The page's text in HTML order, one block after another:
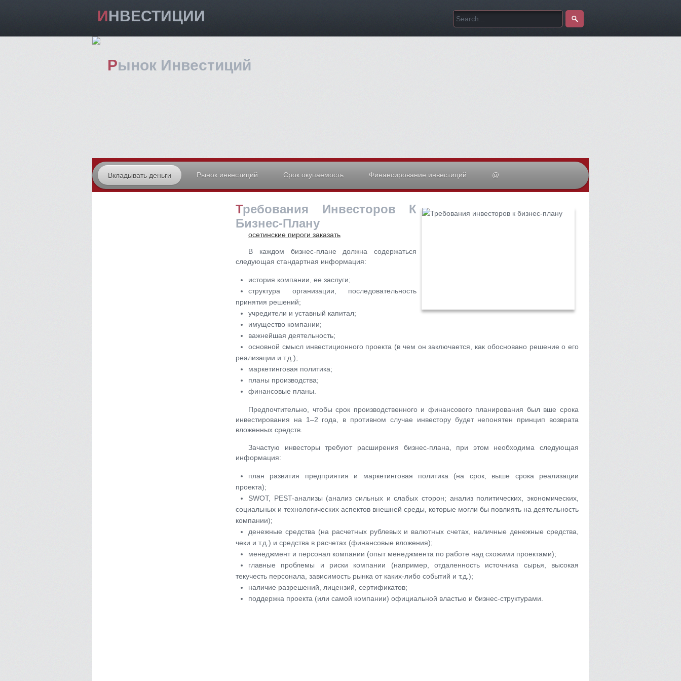
ИНВЕСТИЦИИ
Рынок Инвестиций
Вкладывать деньги Рынок инвестиций Срок окупаемость Финансирование инвестиций @
Требования Инвесторов К
Бизнес-Плану
осетинские пироги заказать
В каждом бизнес-плане должна содержаться
следующая стандартная информация:
история компании, ее заслуги;
структура организации, последовательность
принятия решений;
учредители и уставный капитал;
имущество компании;
важнейшая деятельность;
основной смысл инвестиционного проекта (в чем он заключается, как обосновано решение о его
реализации и т.д.);
маркетинговая политика;
планы производства;
финансовые планы.
Предпочтительно, чтобы срок производственного и финансового планирования был вше срока
инвестирования на 1–2 года, в противном случае инвестору будет непонятен принцип возврата
вложенных средств.
Зачастую инвесторы требуют расширения бизнес-плана, при этом необходима следующая
информация:
план развития предприятия и маркетинговая политика (на срок, выше срока реализации
проекта);
SWOT, PEST-анализы (анализ сильных и слабых сторон; анализ политических, экономических,
социальных и технологических аспектов внешней среды, которые могли бы повлиять на деятельность
компании);
денежные средства (на расчетных рублевых и валютных счетах, наличные денежные средства,
чеки и т.д.) и средства в расчетах (финансовые вложения);
менеджмент и персонал компании (опыт менеджмента по работе над схожими проектами);
главные проблемы и риски компании (например, отдаленность источника сырья, высокая
текучесть персонала, зависимость рынка от каких-либо событий и т.д.);
наличие разрешений, лицензий, сертификатов;
поддержка проекта (или самой компании) официальной властью и бизнес-структурами.